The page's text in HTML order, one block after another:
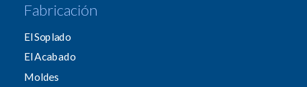
Fabricación
El Soplado
El Acabado
Moldes